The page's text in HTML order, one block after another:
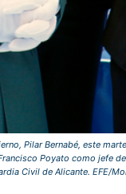
Pilar Bernabé, este
Poyato como jefe
Civil de Alicante. EFE/